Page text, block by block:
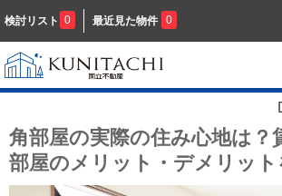
検討リスト 0 最近見た物件 0
角部屋の実際の住み心地は？
部屋のメリット・デメリット